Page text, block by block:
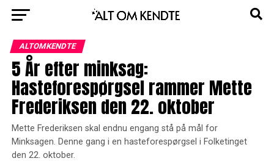
ALTOMKENDTE
5 År efter minksag:
Hasteforespørgsel rammer Mette
Frederiksen den 22. oktober
Mette Frederiksen skal endnu engang stå på mål for
Minksagen. Denne gang i en hasteforespørgsel i Folketinget
den 22. oktober.